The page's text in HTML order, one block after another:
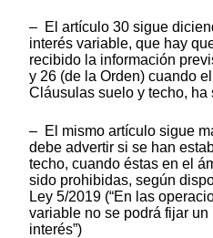
– El artículo 30 sigue
interés variable, que hay
recibido la información
y 26 (de la Orden) cuando
Cláusulas suelo y techo,
– El mismo artículo sigue
debe advertir si se han
techo, cuando éstas en el
sido prohibidas, según
Ley 5/2019 (“En las
variable no se podrá fijar
interés”)